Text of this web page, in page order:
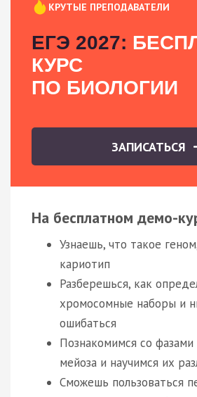
КРУТЫЕ ПРЕПОДАВАТЕЛИ
ЕГЭ 2027:
КУРС
ПО БИОЛОГИИ
ЗАПИСАТЬСЯ
На бесплатном демо-
Узнаешь, что такое
кариотип
Разберешься, как
хромосомные наборы и
ошибаться
Познакомимся со фазами
мейоза и научимся их
Сможешь пользоваться